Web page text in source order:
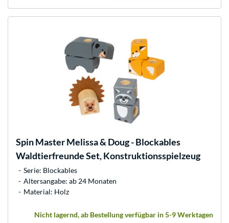
Spin MasterMelissa & Doug - Blockables
Waldtierfreunde Set, Konstruktionsspielzeug
Serie: Blockables
Altersangabe: ab 24 Monaten
Material: Holz
Nicht lagernd, ab Bestellung verfügbar in 5-9 Werktagen